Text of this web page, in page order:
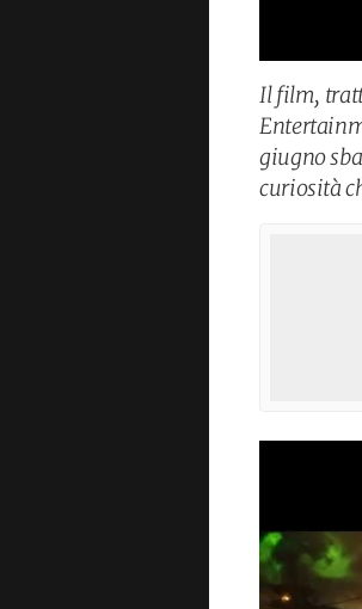
Il film,
giugno
curiosità